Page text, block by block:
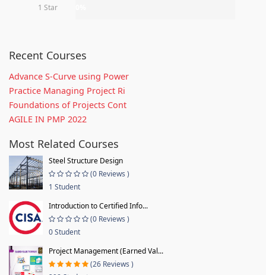
1 Star
Recent Courses
Advance S-Curve using Power
Practice Managing Project Ri
Foundations of Projects Cont
AGILE IN PMP 2022
Most Related Courses
Steel Structure Design
(0 Reviews )
1 Student
Introduction to Certified Info...
(0 Reviews )
0 Student
Project Management (Earned Val...
(26 Reviews )